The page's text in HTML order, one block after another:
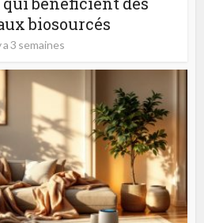
biosourcés
a 3 semaines